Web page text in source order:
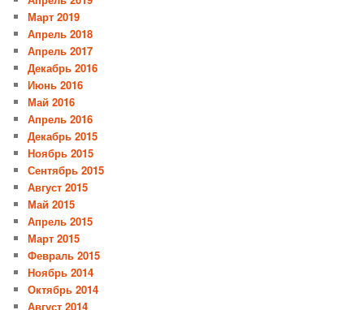
Март 2019
Апрель 2018
Апрель 2017
Декабрь 2016
Июнь 2016
Май 2016
Апрель 2016
Декабрь 2015
Ноябрь 2015
Сентябрь 2015
Август 2015
Май 2015
Апрель 2015
Март 2015
Февраль 2015
Ноябрь 2014
Октябрь 2014
Август 2014